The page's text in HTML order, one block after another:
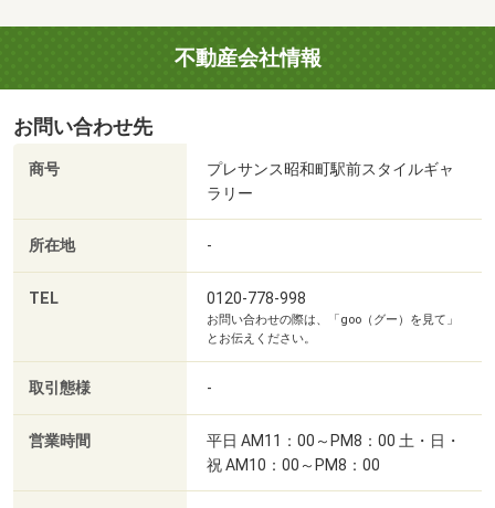
不動産会社情報
お問い合わせ先
商号
プレサンス昭和町駅前スタイルギャ
ラリー
所在地 -
TEL 0120-778-998
お問い合わせの際は、「goo（グー）を見て」
とお伝えください。
取引態様 -
営業時間
平日 AM11：00～PM8：00 土・日・
祝 AM10：00～PM8：00